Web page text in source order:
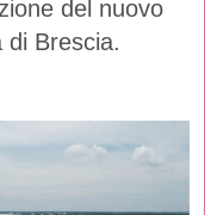
del nuovo
di Brescia.